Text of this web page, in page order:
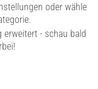
oder wähle
erweitert - schau bald